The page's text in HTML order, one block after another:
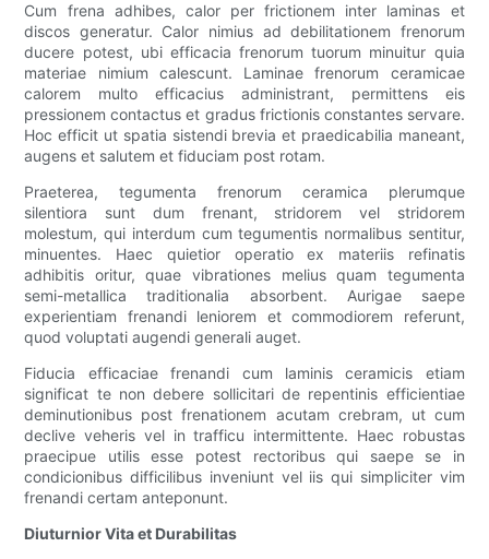
Cum frena adhibes, calor per frictionem inter laminas et
discos generatur. Calor nimius ad debilitationem frenorum
ducere potest, ubi efficacia frenorum tuorum minuitur quia
materiae nimium calescunt. Laminae frenorum ceramicae
calorem multo efficacius administrant, permittens eis
pressionem contactus et gradus frictionis constantes servare.
Hoc efficit ut spatia sistendi brevia et praedicabilia maneant,
augens et salutem et fiduciam post rotam.
Praeterea, tegumenta frenorum ceramica plerumque
silentiora sunt dum frenant, stridorem vel stridorem
molestum, qui interdum cum tegumentis normalibus sentitur,
minuentes. Haec quietior operatio ex materiis refinatis
adhibitis oritur, quae vibrationes melius quam tegumenta
semi-metallica traditionalia absorbent. Aurigae saepe
experientiam frenandi leniorem et commodiorem referunt,
quod voluptati augendi generali auget.
Fiducia efficaciae frenandi cum laminis ceramicis etiam
significat te non debere sollicitari de repentinis efficientiae
deminutionibus post frenationem acutam crebram, ut cum
declive veheris vel in trafficu intermittente. Haec robustas
praecipue utilis esse potest rectoribus qui saepe se in
condicionibus difficilibus inveniunt vel iis qui simpliciter vim
frenandi certam anteponunt.
Diuturnior Vita et Durabilitas